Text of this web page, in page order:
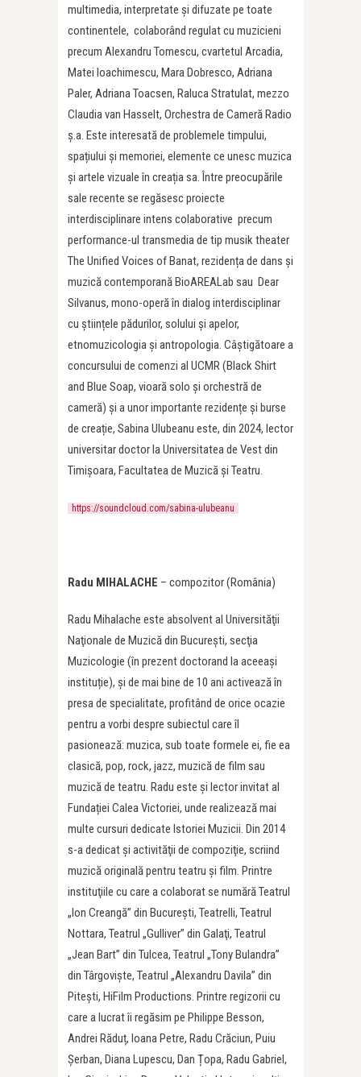
multimedia, interpretate și difuzate pe toate
continentele, colaborând regulat cu muzicieni
precum Alexandru Tomescu, cvartetul Arcadia,
Matei Ioachimescu, Mara Dobresco, Adriana
Paler, Adriana Toacsen, Raluca Stratulat, mezzo
Claudia van Hasselt, Orchestra de Cameră Radio
ș.a. Este interesată de problemele timpului,
spațiului și memoriei, elemente ce unesc muzica
și artele vizuale în creația sa. Între preocupările
sale recente se regăsesc proiecte
interdisciplinare intens colaborative precum
performance-ul transmedia de tip musik theater
The Unified Voices of Banat, rezidența de dans și
muzică contemporană BioAREALab sau Dear
Silvanus, mono-operă în dialog interdisciplinar
cu științele pădurilor, solului și apelor,
etnomuzicologia și antropologia. Câștigătoare a
concursului de comenzi al UCMR (Black Shirt
and Blue Soap, vioară solo și orchestră de
cameră) și a unor importante rezidențe și burse
de creație, Sabina Ulubeanu este, din 2024, lector
universitar doctor la Universitatea de Vest din
Timișoara, Facultatea de Muzică și Teatru.
https://soundcloud.com/sabina-ulubeanu
Radu MIHALACHE – compozitor (România)
Radu Mihalache este absolvent al Universităţii
Naţionale de Muzică din Bucureşti, secţia
Muzicologie (în prezent doctorand la aceeași
instituție), şi de mai bine de 10 ani activează în
presa de specialitate, profitând de orice ocazie
pentru a vorbi despre subiectul care îl
pasionează: muzica, sub toate formele ei, fie ea
clasică, pop, rock, jazz, muzică de film sau
muzică de teatru. Radu este și lector invitat al
Fundației Calea Victoriei, unde realizează mai
multe cursuri dedicate Istoriei Muzicii. Din 2014
s-a dedicat şi activităţii de compoziţie, scriind
muzică originală pentru teatru și film. Printre
instituţiile cu care a colaborat se numără Teatrul
„Ion Creangă” din Bucureşti, Teatrelli, Teatrul
Nottara, Teatrul „Gulliver” din Galaţi, Teatrul
„Jean Bart” din Tulcea, Teatrul „Tony Bulandra”
din Târgoviște, Teatrul „Alexandru Davila” din
Pitești, HiFilm Productions. Printre regizorii cu
care a lucrat îi regăsim pe Philippe Besson,
Andrei Răduț, Ioana Petre, Radu Crăciun, Puiu
Şerban, Diana Lupescu, Dan Țopa, Radu Gabriel,